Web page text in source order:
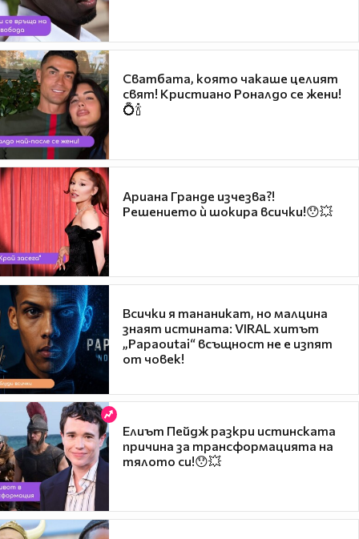
Сватбата, която чакаше целият
свят! Кристиано Роналдо се жени!
💍🍾
Ариана Гранде изчезва?!
Решението ѝ шокира всички!😯💥
Всички я тананикат, но малцина
знаят истината: VIRAL хитът
„Papaoutai“ всъщност не е изпят
от човек!
Елиът Пейдж разкри истинската
причина за трансформацията на
тялото си!😯💥